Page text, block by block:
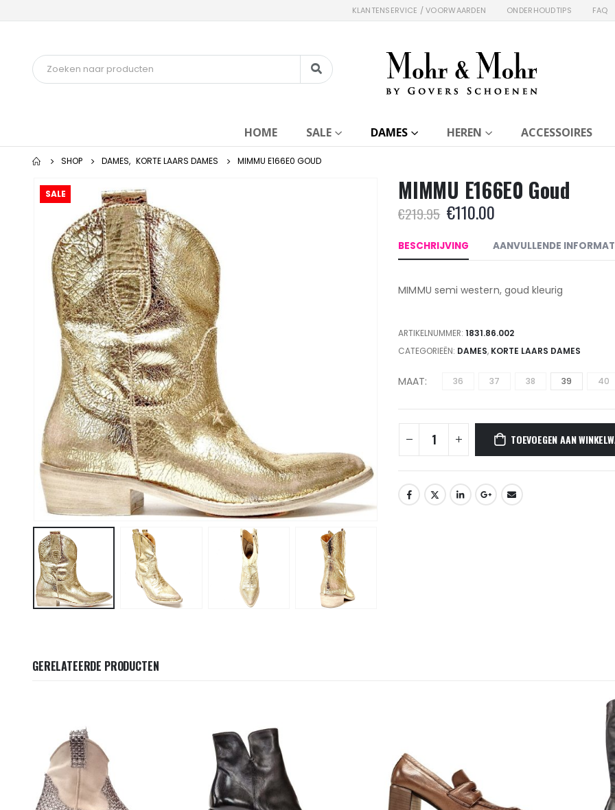
KLANTENSERVICE / VOORWAARDEN ONDERHOUDTIPS FAQ
HOME SALE DAMES HEREN ACCESSOIRES
SHOP DAMES, KORTE LAARS DAMES MIMMU E166E0 GOUD
SALE MIMMU E166E0 Goud
€219.95 Oorspronkelijke
prijs
was:
€219.95.
€110.00
is:
€110.00.
BESCHRIJVING AANVULLENDE
MIMMU semi western, goud kleurig
ARTIKELNUMMER:1831.86.002
CATEGORIEËN: DAMES, KORTE LAARS DAMES
MAAT 36 37 38 39 40
TOEVOEGEN AAN
GERELATEERDE PRODUCTEN